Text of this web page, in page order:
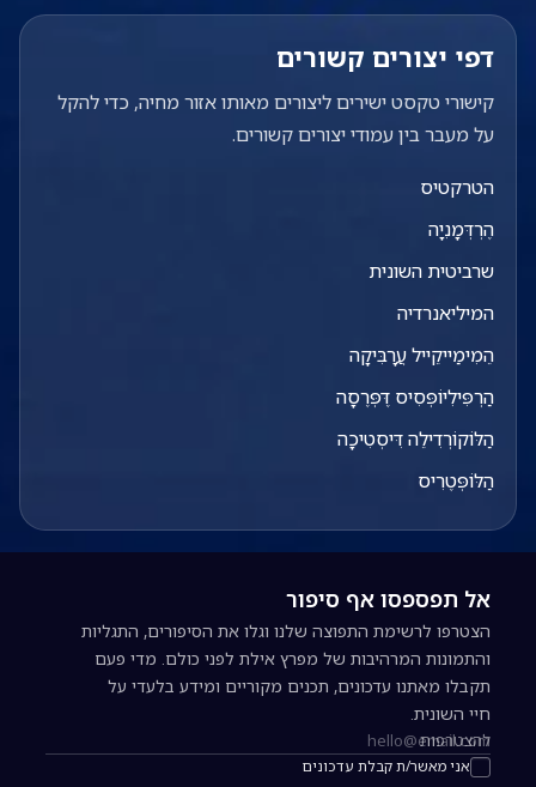
דפי יצורים קשורים
קישורי טקסט ישירים ליצורים מאותו אזור מחיה, כדי להקל
על מעבר בין עמודי יצורים קשורים.
הטרקטיס
הֶרְדְּמָנִיָה
שרביטית השונית
המיליאנרדיה
הֵמִימַייקֵייל עֲרָבִּיקָה
הַרְפִּילִיוֹפְּסִיס דֶּפְּרֶסָה
הַלּוֹקוֹרְדִילֵה דִּיסְטִיכָה
הַלּוֹפְּטֶרִיס
אל תפספסו אף סיפור
הצטרפו לרשימת התפוצה שלנו וגלו את הסיפורים, התגליות
והתמונות המרהיבות של מפרץ אילת לפני כולם. מדי פעם
תקבלו מאתנו עדכונים, תכנים מקוריים ומידע בלעדי על
חיי השונית.
כתובת אימייל להרשמה לניוזלטר
אני מאשר/ת קבלת עדכונים
להצטרפות